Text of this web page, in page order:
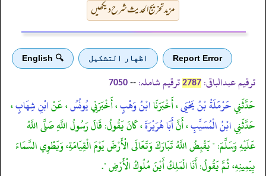
مزید تخریج الحدیث شرح دیکھیں
Report Error اظهار التشكيل 🔍 English
ترقیم عبدالباقی: 2787 ترقیم شاملہ: --
7050
حَدَّثَنِيحَرْمَلَةُ بْنُ يَحْيَى، أَخْبَرَنَاابْنُ وَهْبٍ، أَخْبَرَنِييُونُسُ، عَنْابْنِ شِهَابٍ،
حَدَّثَنِيابْنُ الْمُسَيَّبِ، أَنَّأَبَا هُرَيْرَةَ، كَانَ يَقُولُ: قَالَ رَسُولُ اللَّهِ صَلَّى اللَّهُ
عَلَيْهِ وَسَلَّمَ: " يَقْبِضُ اللَّهُ تَبَارَكَ وَتَعَالَى الْأَرْضَ يَوْمَ الْقِيَامَةِ، وَيَطْوِي السَّمَاءَ
بِيَمِينِهِ، ثُمَّ يَقُولُ: أَنَا الْمَلِكُ أَيْنَ مُلُوكُ الْأَرْضِ ".